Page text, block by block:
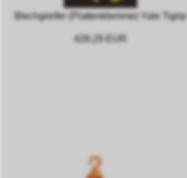
Blechgreifer (Plattenklemme) Yale Tigrip
428,29 EUR